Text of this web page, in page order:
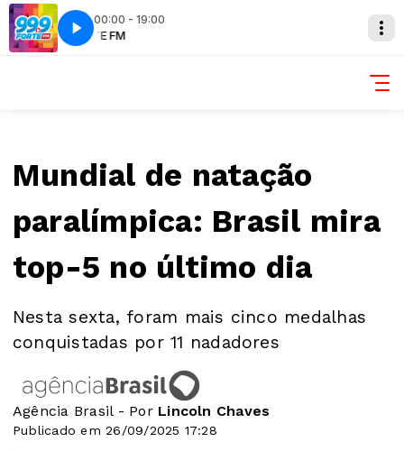
00:00 - 19:00
FORTE FM
Mundial de natação
paralímpica: Brasil mira
top-5 no último dia
Nesta sexta, foram mais cinco medalhas
conquistadas por 11 nadadores
Agência Brasil - Por Lincoln Chaves
Publicado em 26/09/2025 17:28